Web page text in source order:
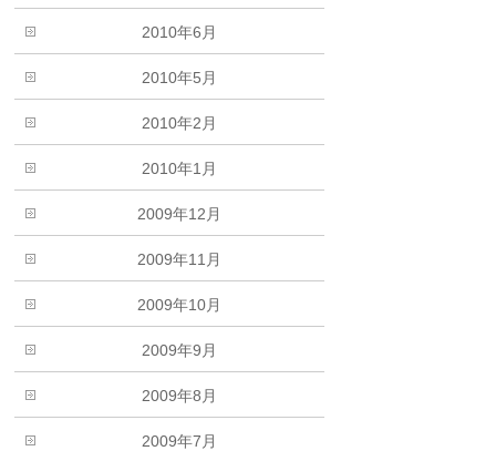
2010年6月
2010年5月
2010年2月
2010年1月
2009年12月
2009年11月
2009年10月
2009年9月
2009年8月
2009年7月